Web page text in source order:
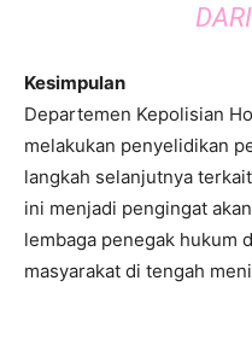
Kesimpulan
Departemen Kepolisian
melakukan penyelidikan
langkah selanjutnya
ini menjadi pengingat
lembaga penegak hukum
masyarakat di tengah